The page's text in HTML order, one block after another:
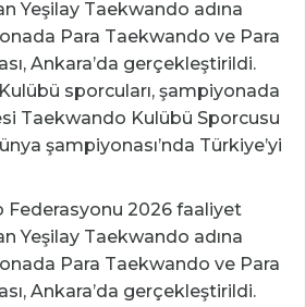
Yeşilay Taekwando adına
Para Taekwando ve Para
Ankara’da gerçekleştirildi.
sporcuları, şampiyonada
Taekwando Kulübü Sporcusu
şampiyonası’nda Türkiye’yi
Federasyonu 2026 faaliyet
Yeşilay Taekwando adına
Para Taekwando ve Para
Ankara’da gerçekleştirildi.